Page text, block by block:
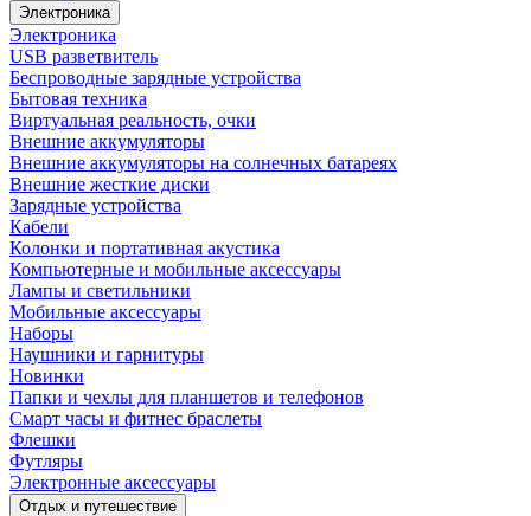
Электроника
Электроника
USB разветвитель
Беспроводные зарядные устройства
Бытовая техника
Виртуальная реальность, очки
Внешние аккумуляторы
Внешние аккумуляторы на солнечных батареях
Внешние жесткие диски
Зарядные устройства
Кабели
Колонки и портативная акустика
Компьютерные и мобильные аксессуары
Лампы и светильники
Мобильные аксессуары
Наборы
Наушники и гарнитуры
Новинки
Папки и чехлы для планшетов и телефонов
Смарт часы и фитнес браслеты
Флешки
Футляры
Электронные аксессуары
Отдых и путешествие